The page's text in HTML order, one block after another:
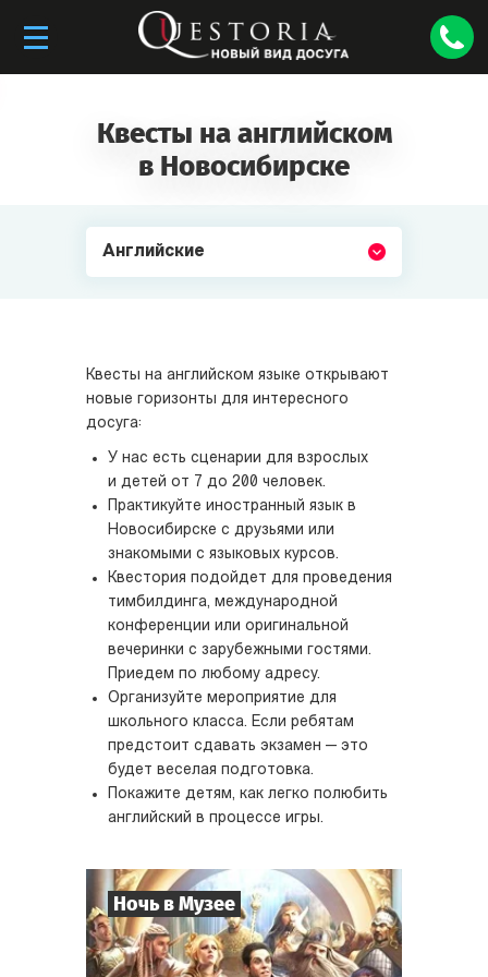
Квесты на английском
в Новосибирске
Английские
Квесты на английском языке открывают
новые горизонты для интересного
досуга:
У нас есть сценарии для взрослых
и детей от 7 до 200 человек.
Практикуйте иностранный язык в
Новосибирске с друзьями или
знакомыми с языковых курсов.
Квестория подойдет для проведения
тимбилдинга, международной
конференции или оригинальной
вечеринки с зарубежными гостями.
Приедем по любому адресу.
Организуйте мероприятие для
школьного класса. Если ребятам
предстоит сдавать экзамен — это
будет веселая подготовка.
Покажите детям, как легко полюбить
английский в процессе игры.
Ночь в Музее